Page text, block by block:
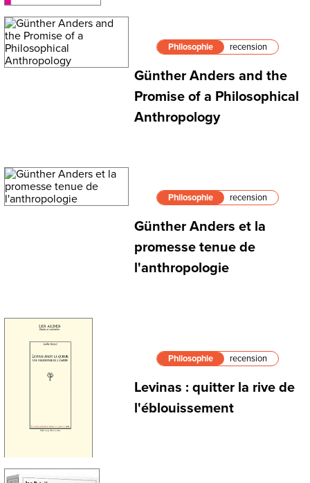
Philosophie recension
Günther Anders and the
Promise of a Philosophical
Anthropology
Philosophie recension
Günther Anders et la
promesse tenue de
l'anthropologie
Philosophie recension
Levinas : quitter la rive de
l'éblouissement